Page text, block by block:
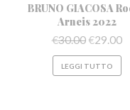
BRUNO GIACOSA
Arneis 2022
€30.00 €29.00
LEGGI TUTTO